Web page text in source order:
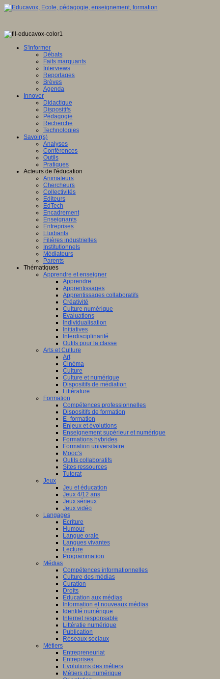
S'informer
Débats
Faits marquants
Interviews
Reportages
Brèves
Agenda
Innover
Didactique
Dispositifs
Pédagogie
Recherche
Technologies
Savoir(s)
Analyses
Conférences
Outils
Pratiques
Acteurs de l'éducation
Animateurs
Chercheurs
Collectivités
Editeurs
EdTech
Encadrement
Enseignants
Entreprises
Etudiants
Filières industrielles
Institutionnels
Médiateurs
Parents
Thématiques
Apprendre et enseigner
Apprendre
Apprentissages
Apprentissages collaboratifs
Créativité
Culture numérique
Evaluations
Individualisation
Initiatives
Interdisciplinarité
Outils pour la classe
Arts et Culture
Art
Cinéma
Culture
Culture et numérique
Dispositifs de médiation
Littérature
Formation
Compétences professionnelles
Dispositifs de formation
E- formation
Enjeux et évolutions
Enseignement supérieur et numérique
Formations hybrides
Formation universitaire
Mooc’s
Outils collaboratifs
Sites ressources
Tutorat
Jeux
Jeu et éducation
Jeux 4/12 ans
Jeux sérieux
Jeux vidéo
Langages
Ecriture
Humour
Langue orale
Langues vivantes
Lecture
Programmation
Médias
Compétences informationnelles
Culture des médias
Curation
Droits
Education aux médias
Information et nouveaux médias
Identité numérique
Internet responsable
Littératie numérique
Publication
Réseaux sociaux
Métiers
Entrepreneuriat
Entreprises
Evolutions des métiers
Métiers du numérique